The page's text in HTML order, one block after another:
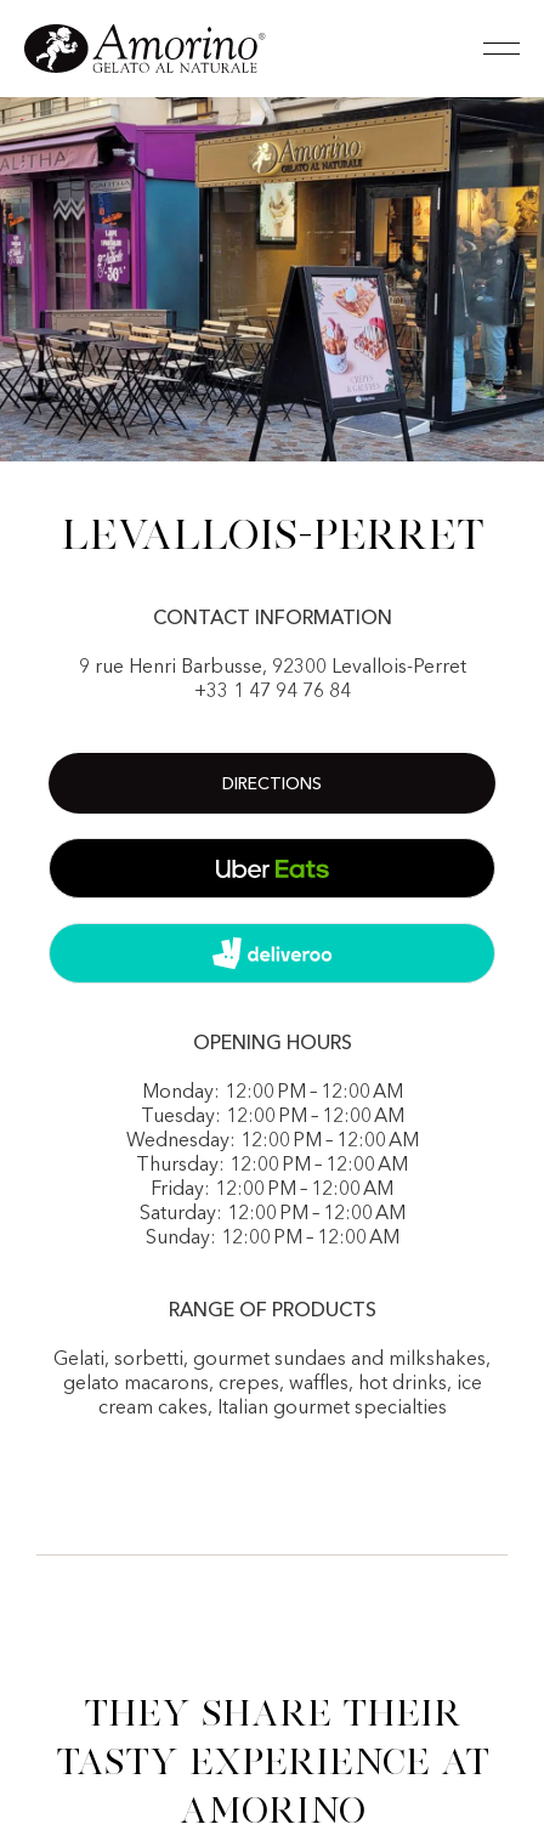
Levallois-Perret
CONTACT INFORMATION
9 rue Henri Barbusse, 92300 Levallois-Perret
+33 1 47 94 76 84
DIRECTIONS
OPENING HOURS
Monday: 12:00 PM – 12:00 AM
Tuesday: 12:00 PM – 12:00 AM
Wednesday: 12:00 PM – 12:00 AM
Thursday: 12:00 PM – 12:00 AM
Friday: 12:00 PM – 12:00 AM
Saturday: 12:00 PM – 12:00 AM
Sunday: 12:00 PM – 12:00 AM
RANGE OF PRODUCTS
Gelati, sorbetti, gourmet sundaes and milkshakes,
gelato macarons, crepes, waffles, hot drinks, ice
cream cakes, Italian gourmet specialties
They share their
tasty experience at
Amorino